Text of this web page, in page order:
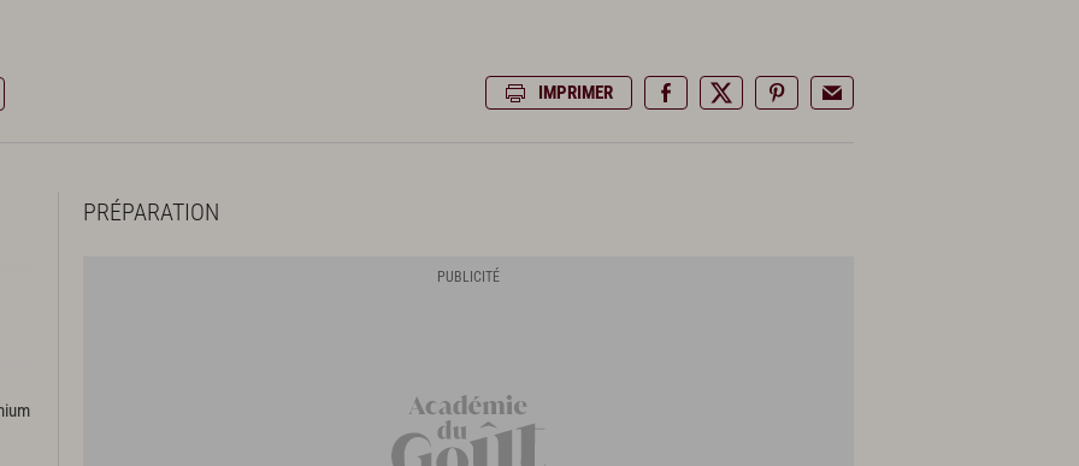
IMPRIMER
PRÉPARATION